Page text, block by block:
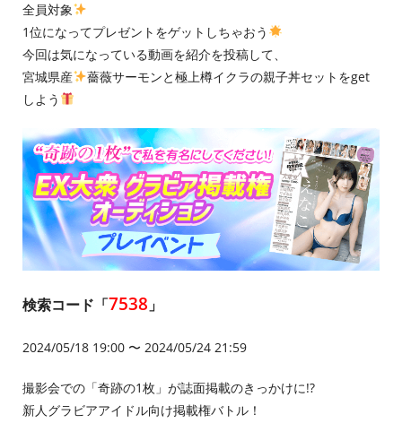
全員対象
1位になってプレゼントをゲットしちゃおう
今回は気になっている動画を紹介を投稿して、
宮城県産
薔薇サーモンと極上樽イクラの親子丼セットをget
しよう
検索コード「7538 」
2024/05/18 19:00 〜 2024/05/24 21:59
撮影会での「奇跡の1枚」が誌面掲載のきっかけに!?
新人グラビアアイドル向け掲載権バトル！